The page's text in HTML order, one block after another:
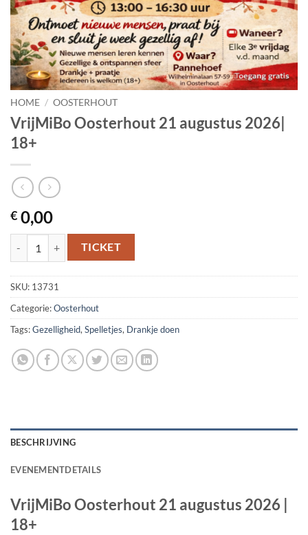
HOME / OOSTERHOUT
VrijMiBo Oosterhout 21 augustus 2026|
18+
€ 0,00
VrijMiBo Oosterhout 21 augustus 2026| 18+ aantal
TICKET
SKU: 13731
Categorie:Oosterhout
Tags:Gezelligheid,Spelletjes, Drankje doen
BESCHRIJVING
EVENEMENTDETAILS
VrijMiBo Oosterhout 21 augustus 2026
18+